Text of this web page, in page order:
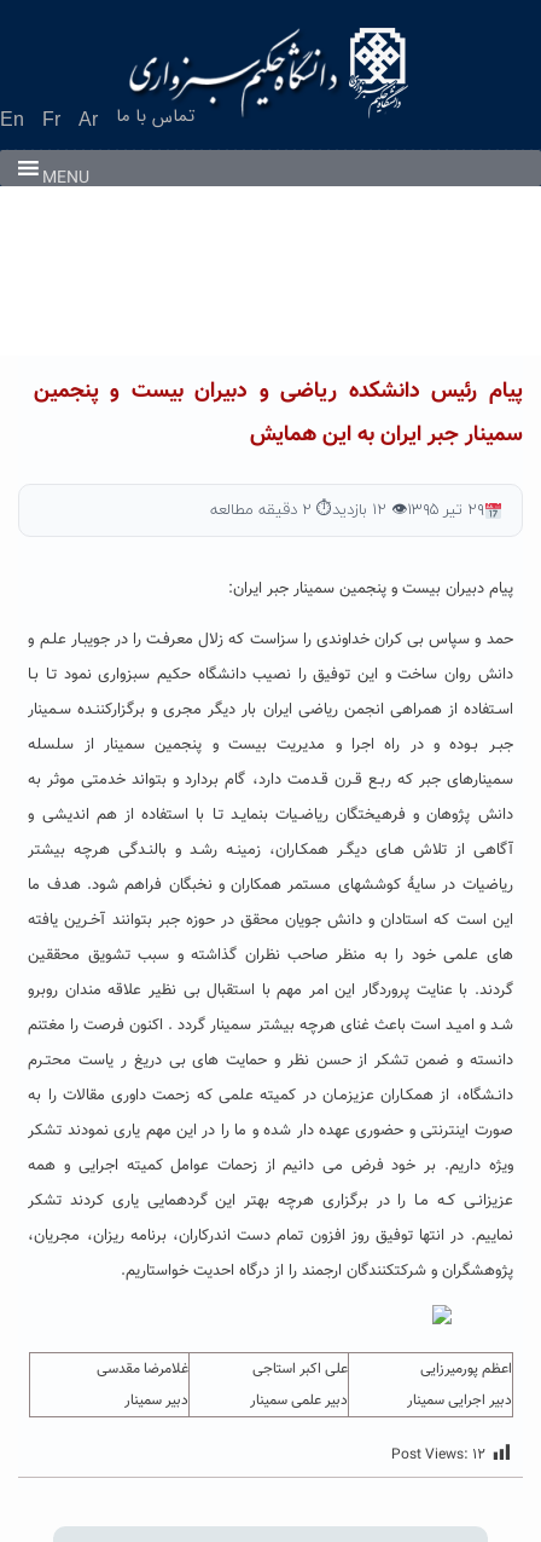
En Fr Ar تماس با ما
MENU
پیام رئیس دانشکده ریاضی و دبیران بیست و پنجمین
سمینار جبر ایران به این همایش
۲۹ تیر ۱۳۹۵ 👁 ۱۲ بازدید ⏱ ۲ دقیقه مطالعه
پیام دبیران بیست و پنجمین سمینار جبر ایران:
حمد و سپاس بی کران خداوندی را سزاست که زلال معرفـت را در جویبـار علـم و
دانش روان ساخت و این توفیق را نصیب دانشگاه حکیم سبزواری نمود تـا بـا
اسـتفاده از همراهی انجمن ریاضی ایران بار دیگر مجری و برگزارکننـده سـمینار
جبـر بـوده و در راه اجرا و مدیریت بیست و پنجمین سمینار از سلسله
سمینارهای جبر که ربـع قـرن قـدمت دارد، گام بردارد و بتواند خدمتی موثر به
دانش پژوهان و فرهیختگان ریاضـیات بنمایـد تـا با استفاده از هم اندیشی و
آگاهی از تلاش هـای دیگـر همکـاران، زمینـه رشـد و بالنـدگی هرچه بیشتر
ریاضیات در سایۀ کوششهای مستمر همکاران و نخبگان فراهم شود. هدف ما
این است که استادان و دانش جویان محقق در حوزه جبر بتوانند آخـرین یافته
های علمی خود را به منظر صاحب نظران گذاشته و سبب تشویق محققین
گردند. با عنایت پروردگار این امر مهم با استقبال بی نظیر علاقه مندان روبرو
شـد و امیـد است باعث غنای هرچه بیشتر سمینار گردد . اکنون فرصت را مغتنم
دانسته و ضمن تشکر از حسن نظر و حمایت های بی دریغ ر یاست محتـرم
دانـشگاه، از همکـاران عزیزمـان در کمیته علمی که زحمت داوری مقالات را به
صورت اینترنتی و حضوری عهده دار شده و ما را در این مهم یاری نمودند تشکر
ویژه داریم. بر خود فرض می دانیم از زحمات عوامل کمیته اجرایی و همه
عزیزانـی کـه مـا را در برگزاری هرچه بهتر این گردهمایی یاری کردند تشکر
نماییم. در انتها توفیق روز افزون تمام دست اندرکاران، برنامه ریزان، مجریان،
پژوهشگران و شرکتکنندگان ارجمند را از درگاه احدیت خواستاریم.
اعظم پورمیرزایی
دبیر اجرایی سمینار
علی اکبر استاجی
دبیر علمی سمینار
غلامرضا مقدسی
دبیر سمینار
Post Views: ۱۲